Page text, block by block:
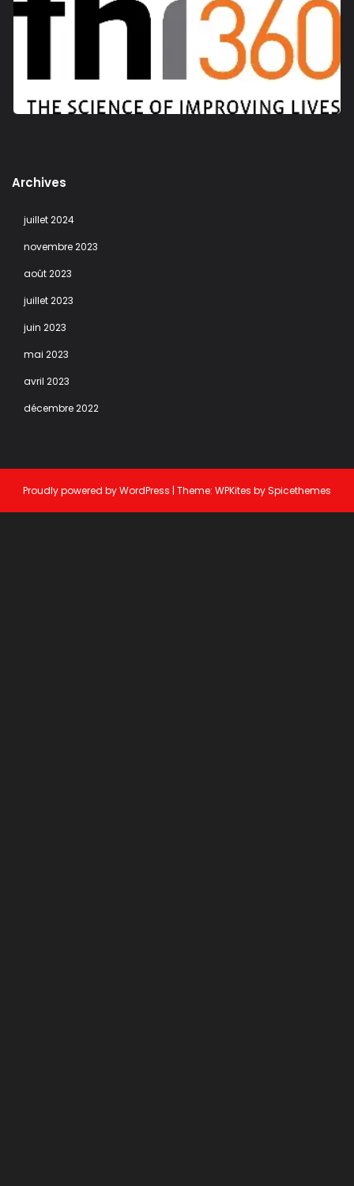
Archives
juillet 2024
novembre 2023
août 2023
juillet 2023
juin 2023
mai 2023
avril 2023
décembre 2022
Proudly powered byWordPress | Theme: WPKites bySpicethemes